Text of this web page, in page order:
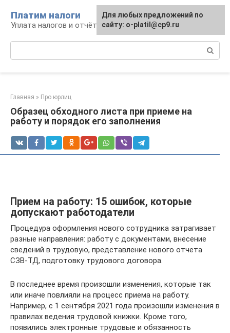
контенту
Платим налоги
Уплата налогов и отчётность
Главная » Про юрлиц
Образец обходного листа при приеме на
работу и порядок его заполнения
Прием на работу: 15 ошибок, которые
допускают работодатели
Процедура оформления нового сотрудника затрагивает
разные направления: работу с документами, внесение
сведений в трудовую, представление нового отчета
СЗВ-ТД, подготовку трудового договора.
В последнее время произошли изменения, которые так
или иначе повлияли на процесс приема на работу.
Например, с 1 сентября 2021 года произошли изменения в
правилах ведения трудовой книжки. Кроме того,
появились электронные трудовые и обязанность
Для любых предложений по
сайту: o-platil@cp9.ru